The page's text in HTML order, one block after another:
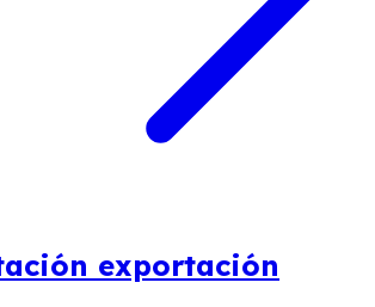
exportación